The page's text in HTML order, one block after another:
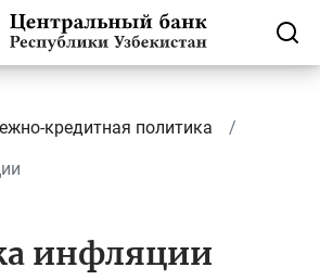
кредитная политика
инфляции